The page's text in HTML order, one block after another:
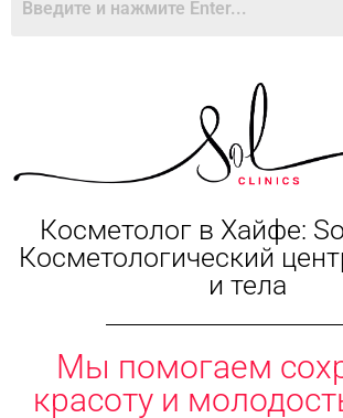
Косметолог в Хайфе:
Косметологический
и тела
Мы помогаем
красоту и